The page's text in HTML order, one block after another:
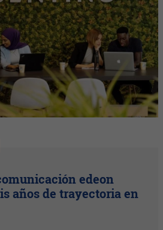
edeon
años de trayectoria en